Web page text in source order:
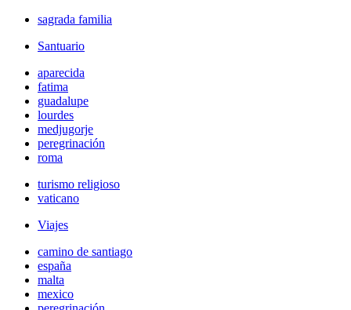
sagrada familia
Santuario
aparecida
fatima
guadalupe
lourdes
medjugorje
peregrinación
roma
turismo religioso
vaticano
Viajes
camino de santiago
españa
malta
mexico